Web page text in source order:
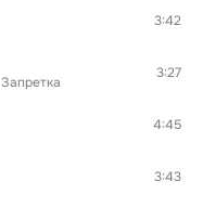
3:42
Запретка
3:27
4:45
3:43